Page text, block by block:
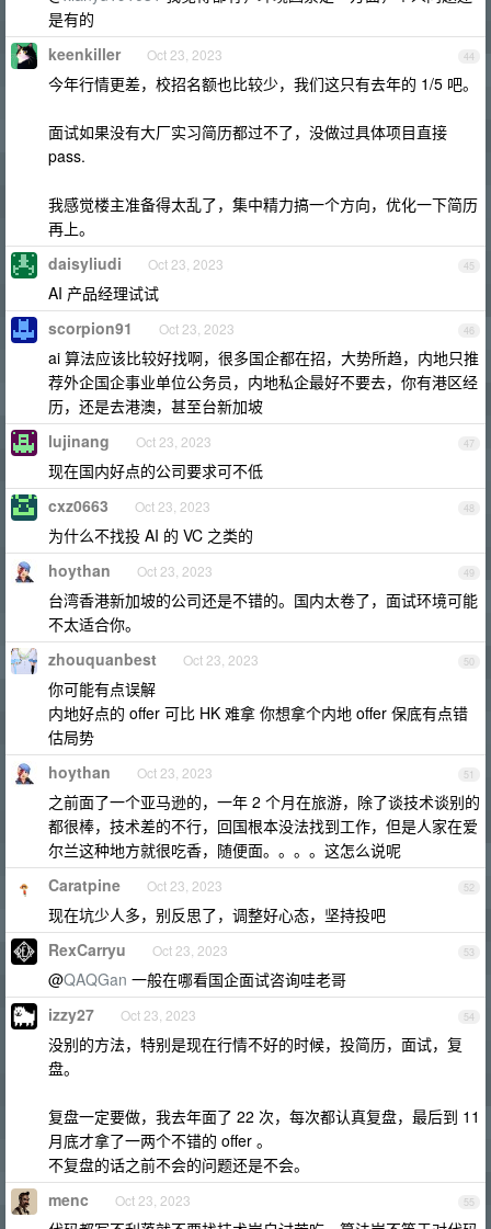
是有的
44
keenkiller Oct 23, 2023
今年行情更差，校招名额也比较少，我们这只有去年的 1/5 吧。
面试如果没有大厂实习简历都过不了，没做过具体项目直接
pass.
我感觉楼主准备得太乱了，集中精力搞一个方向，优化一下简历
再上。
45
daisyliudi Oct 23, 2023
AI 产品经理试试
46
scorpion91 Oct 23, 2023
ai 算法应该比较好找啊，很多国企都在招，大势所趋，内地只推
荐外企国企事业单位公务员，内地私企最好不要去，你有港区经
历，还是去港澳，甚至台新加坡
47
lujinang Oct 23, 2023
现在国内好点的公司要求可不低
48
cxz0663 Oct 23, 2023
为什么不找投 AI 的 VC 之类的
49
hoythan Oct 23, 2023
台湾香港新加坡的公司还是不错的。国内太卷了，面试环境可能
不太适合你。
50
zhouquanbest Oct 23, 2023
你可能有点误解
内地好点的 offer 可比 HK 难拿 你想拿个内地 offer 保底有点错
估局势
51
hoythan Oct 23, 2023
之前面了一个亚马逊的，一年 2 个月在旅游，除了谈技术谈别的
都很棒，技术差的不行，回国根本没法找到工作，但是人家在爱
尔兰这种地方就很吃香，随便面。。。。这怎么说呢
52
Caratpine Oct 23, 2023
现在坑少人多，别反思了，调整好心态，坚持投吧
53
RexCarryu Oct 23, 2023
@QAQGan 一般在哪看国企面试咨询哇老哥
54
izzy27 Oct 23, 2023
没别的方法，特别是现在行情不好的时候，投简历，面试，复
盘。
复盘一定要做，我去年面了 22 次，每次都认真复盘，最后到 11
月底才拿了一两个不错的 offer 。
不复盘的话之前不会的问题还是不会。
55
menc Oct 23, 2023